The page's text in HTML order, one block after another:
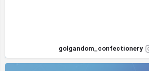
golgandom_confectionery